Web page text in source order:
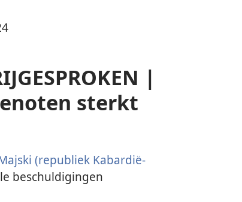
|
sterkt
(republiek Kabardië-
beschuldigingen